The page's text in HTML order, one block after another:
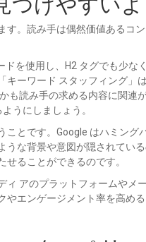
。読み手は偶然価値あるコ
を使用し、H2 タグでも少な
ーワード スタッフィング」
も読み手の求める内容に関連
うにしましょう。
とです。Google はハミング
な背景や意図が隠されてい
ることができるのです。
アのプラットフォームやメ
エンゲージメント率を高め